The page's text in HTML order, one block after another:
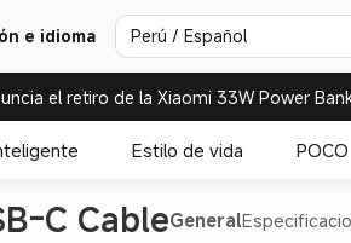
e idioma Perú / Español
el retiro de la Xiaomi 33W Power
Estilo de vida POCO
C CableGeneral